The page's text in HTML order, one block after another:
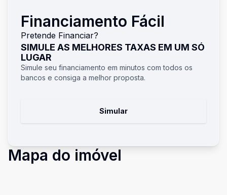
Financiamento Fácil
Pretende Financiar?
SIMULE AS MELHORES TAXAS EM UM SÓ
LUGAR
Simule seu financiamento em minutos com todos os
bancos e consiga a melhor proposta.
Simular
Mapa do imóvel